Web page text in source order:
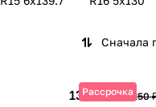
Сначала
Рассрочка
13 725 ₽15 250